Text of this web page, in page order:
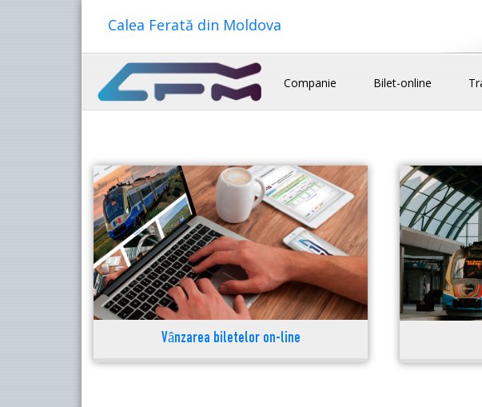
Calea Ferată din Moldova
Companie Bilet-online
Vânzarea biletelor on-line